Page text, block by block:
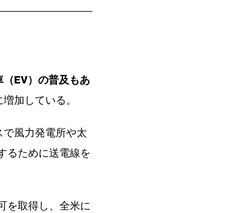
EV）の普及もあ
加している。
風力発電所や太
るために送電線を
を取得し、全米に